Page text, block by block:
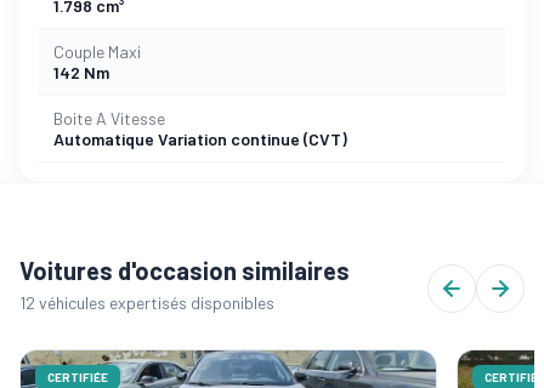
1.798 cm³
Couple Maxi
142 Nm
Boite A Vitesse
Automatique Variation continue (CVT)
Voitures d'occasion similaires
12 véhicules expertisés disponibles
CERTIFIÉE CERTIFIÉE